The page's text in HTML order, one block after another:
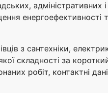
адміністративних і
енергоефективності
з сантехніки,
складності за
робіт, контактні